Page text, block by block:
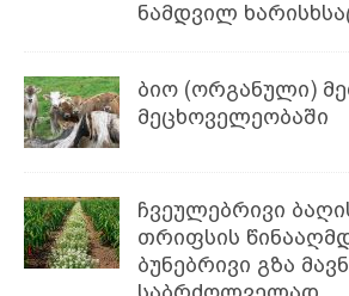
ნამდვილ
ბიო (ორგანული)
მეცხოველეობაში
ჩვეულებრივი
თრიფსის
ბუნებრივი გზა